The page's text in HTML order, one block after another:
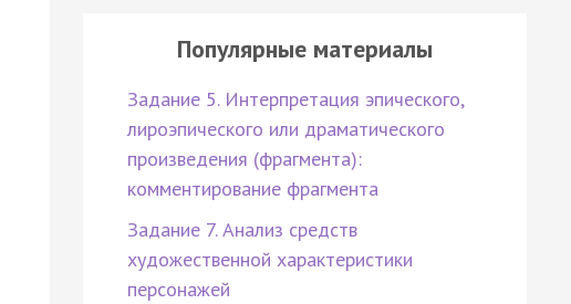
Популярные материалы
Задание 5. Интерпретация эпического,
лироэпического или драматического
произведения (фрагмента):
комментирование фрагмента
Задание 7. Анализ средств
художественной характеристики
персонажей